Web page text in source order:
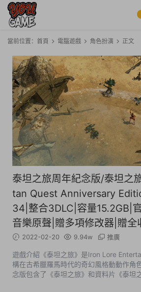
當前位置： 首頁 電腦遊戲 角色扮演 正文
泰坦之旅周年紀念版/泰坦之
tan Quest Anniversary
34|整合3DLC|容量15.2GB|
音樂原聲|贈多項修改器|贈全
2022-02-20 9.94w 推廣
遊戲介紹《泰坦之旅》是Iron Lore
構在古希臘羅馬時代的奇幻風格動動作角
念版包含了《泰坦之旅》和資料片《泰坦